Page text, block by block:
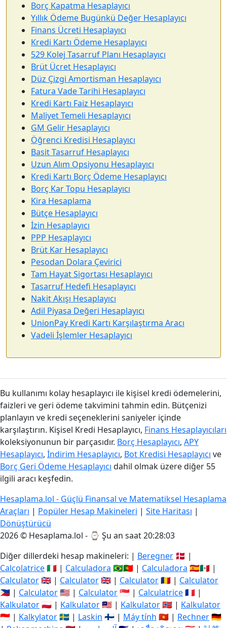
Borç Kapatma Hesaplayıcı
Yıllık Ödeme Bugünkü Değer Hesaplayıcı
Finans Ücreti Hesaplayıcı
Kredi Kartı Ödeme Hesaplayıcı
529 Kolej Tasarruf Planı Hesaplayıcı
Brüt Ücret Hesaplayıcı
Düz Çizgi Amortisman Hesaplayıcı
Fatura Vade Tarihi Hesaplayıcı
Kredi Kartı Faiz Hesaplayıcı
Maliyet Temeli Hesaplayıcı
GM Gelir Hesaplayıcı
Öğrenci Kredisi Hesaplayıcı
Basit Tasarruf Hesaplayıcı
Uzun Alım Opsiyonu Hesaplayıcı
Kredi Kartı Borç Ödeme Hesaplayıcı
Borç Kar Topu Hesaplayıcı
Kira Hesaplama
Bütçe Hesaplayıcı
İzin Hesaplayıcı
PPP Hesaplayıcı
Brüt Kar Hesaplayıcı
Pesodan Dolara Çevirici
Tam Hayat Sigortası Hesaplayıcı
Tasarruf Hedefi Hesaplayıcı
Nakit Akışı Hesaplayıcı
Adil Piyasa Değeri Hesaplayıcı
UnionPay Kredi Kartı Karşılaştırma Aracı
Vadeli İşlemler Hesaplayıcı
Bu kullanımı kolay hesaplayıcı ile kişisel kredi ödemelerini,
faizleri ve geri ödeme takvimini tahmin edin. Bütçenizi
planlayın ve kredi seçeneklerini saniyeler içinde
karşılaştırın. Kişisel Kredi Hesaplayıcı, Finans Hesaplayıcıları
koleksiyonunun bir parçasıdır. Borç Hesaplayıcı, APY
Hesaplayıcı, İndirim Hesaplayıcı, Bot Kredisi Hesaplayıcı ve
Borç Geri Ödeme Hesaplayıcı dahil olmak üzere diğer 55
ilgili aracı keşfedin.
Hesaplama.lol - Güçlü Finansal ve Matematiksel Hesaplama
Araçları | Popüler Hesap Makineleri | Site Haritası |
Dönüştürücü
2026 © Hesaplama.lol - ⌚ Şu an saat 20:28:04
Diğer dillerdeki hesap makineleri: | Beregner 🇩🇰 |
Calcolatrice🇮🇹 | Calculadora 🇧🇷🇵🇹 | Calculadora 🇪🇸🇲🇽 |
Calculator🇬🇧 | Calculator🇬🇧 | Calculator🇷🇴 | Calculator
🇵🇭 | Calculator🇺🇸 | Calculator🇸🇬 | Calculatrice🇫🇷 |
Kalkulator🇵🇱 | Kalkulator🇲🇾 | Kalkulator🇳🇴 | Kalkulator
🇮🇩 | Kalkylator🇸🇪 | Laskin 🇫🇮 | Máy tính 🇻🇳 | Rechner🇩🇪